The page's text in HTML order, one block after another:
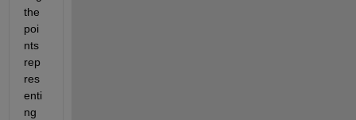
the
poi
nts
rep
res
enti
ng